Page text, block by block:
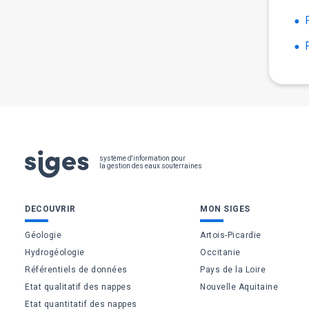
système d'information pour
la gestion des eaux souterraines
Pied
page
Bas
de
page
DECOUVRIR
Géologie
Hydrogéologie
Référentiels de données
Etat qualitatif des nappes
Etat quantitatif des nappes
MON SIGES
Artois-Picardie
Occitanie
Pays de la Loire
Nouvelle Aquitaine